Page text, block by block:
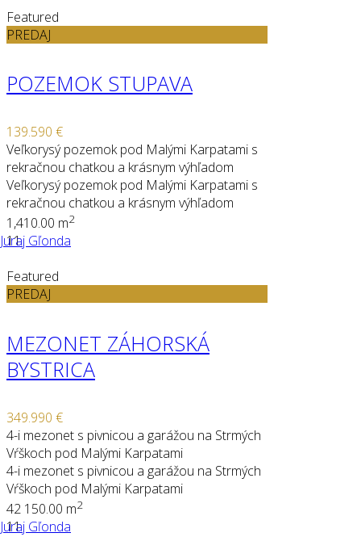
Featured
PREDAJ
POZEMOK STUPAVA
139.590 €
Veľkorysý pozemok pod Malými Karpatami s
rekračnou chatkou a krásnym výhľadom
Veľkorysý pozemok pod Malými Karpatami s
rekračnou chatkou a krásnym výhľadom
1,410.00 m2
Juraj Gľonda
11
Featured
PREDAJ
MEZONET ZÁHORSKÁ
BYSTRICA
349.990 €
4-i mezonet s pivnicou a garážou na Strmých
Vŕškoch pod Malými Karpatami
4-i mezonet s pivnicou a garážou na Strmých
Vŕškoch pod Malými Karpatami
42 150.00 m2
Juraj Gľonda
11